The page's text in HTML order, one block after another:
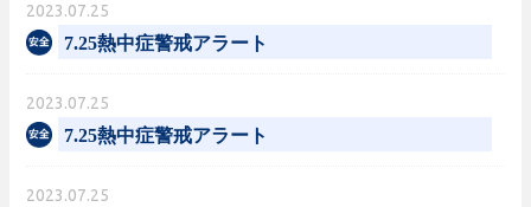
2023.07.25
7.25熱中症警戒アラート
2023.07.25
7.25熱中症警戒アラート
2023.07.25